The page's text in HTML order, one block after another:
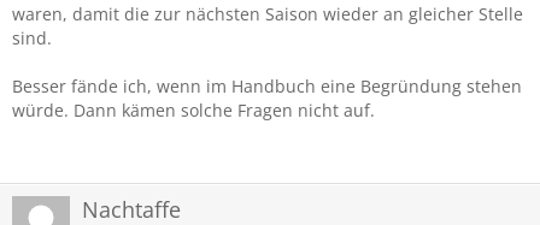
waren, damit die zur nächsten Saison wieder an gleicher Stelle
sind.
Besser fände ich, wenn im Handbuch eine Begründung stehen
würde. Dann kämen solche Fragen nicht auf.
Nachtaffe